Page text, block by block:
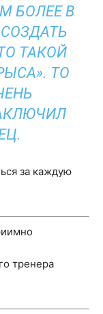
БОЛЕЕ В
ТАКОЙ
ТО
за каждую
тренера